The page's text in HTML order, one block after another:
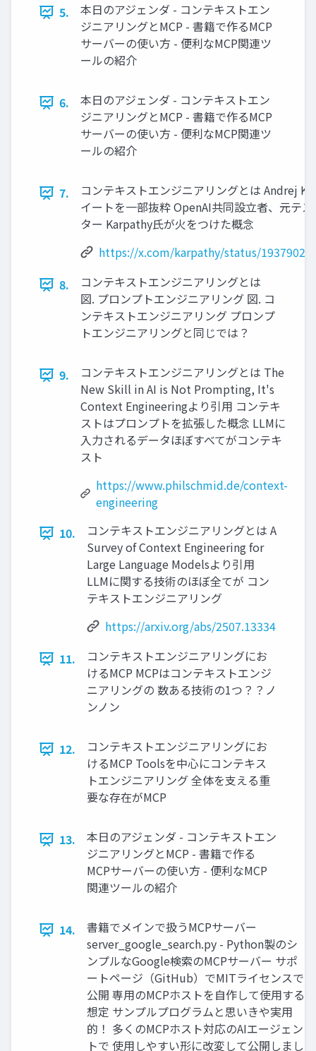
5.
本日のアジェンダ - コンテキストエン
ジニアリングとMCP - 書籍で作るMCP
サーバーの使い方 - 便利なMCP関連ツ
ールの紹介
6.
本日のアジェンダ - コンテキストエン
ジニアリングとMCP - 書籍で作るMCP
サーバーの使い方 - 便利なMCP関連ツ
ールの紹介
7.
コンテキストエンジニアリングとは Andrej
イートを一部抜粋 OpenAI共同設立者、元テ
ター Karpathy氏が火をつけた概念
https://x.com/karpathy/status/
8.
コンテキストエンジニアリングとは
図. プロンプトエンジニアリング 図. コ
ンテキストエンジニアリング プロンプ
トエンジニアリングと同じでは？
9.
コンテキストエンジニアリングとは The
New Skill in AI is Not Prompting, It's
Context Engineeringより引用 コンテキ
ストはプロンプトを拡張した概念 LLMに
入力されるデータほぼすべてがコンテキ
スト
https://www.philschmid.de/context-
engineering
10.
コンテキストエンジニアリングとは A
Survey of Context Engineering for
Large Language Modelsより引用
LLMに関する技術のほぼ全てが コン
テキストエンジニアリング
https://arxiv.org/abs/2507.13334
11.
コンテキストエンジニアリングにお
けるMCP MCPはコンテキストエンジ
ニアリングの 数ある技術の1つ？？ノ
ンノン
12.
コンテキストエンジニアリングにお
けるMCP Toolsを中心にコンテキス
トエンジニアリング 全体を支える重
要な存在がMCP
13.
本日のアジェンダ - コンテキストエン
ジニアリングとMCP - 書籍で作る
MCPサーバーの使い方 - 便利なMCP
関連ツールの紹介
14.
書籍でメインで扱うMCPサーバー
server_google_search.py - Python製のシ
ンプルなGoogle検索のMCPサーバー サポ
ートページ（GitHub）でMITライセンスで
公開 専用のMCPホストを自作して使用する
想定 サンプルプログラムと思いきや実用
的！ 多くのMCPホスト対応のAIエージェン
トで 使用しやすい形に改変して公開しまし